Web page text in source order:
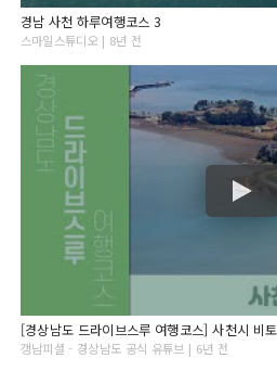
경남 사천 하루여행코스 3
스마일스튜디오 | 8년 전
갱남피셜 - 경상남도 공식 유튜브 | 6년 전